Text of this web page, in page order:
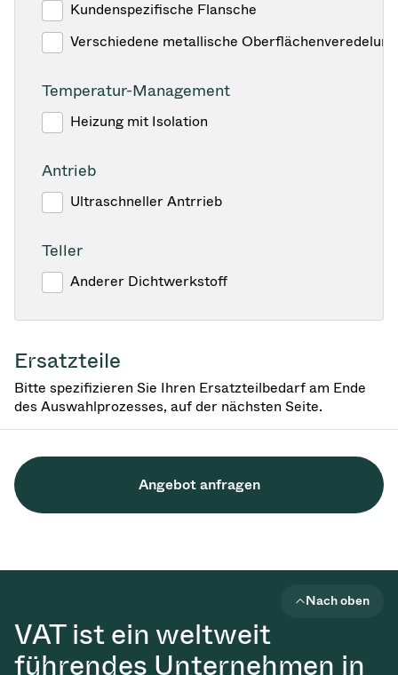
Kundenspezifische Flansche
Verschiedene metallische
Temperatur-Management
Heizung mit Isolation
Antrieb
Ultraschneller Antrrieb
Teller
Anderer Dichtwerkstoff
Ersatzteile
Bitte spezifizieren Sie Ihren Ersatzteilbedarf am Ende
des Auswahlprozesses, auf der nächsten Seite.
Angebot anfragen
VAT ist ein weltweit
führendes Unternehmen in
Nach oben